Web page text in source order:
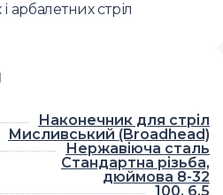
арбалетних стріл
Наконечник для стріл
Мисливський (Broadhead)
Нержавіюча сталь
Стандартна різьба,
дюймова 8-32
100, 6.5